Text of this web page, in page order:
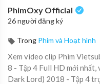
PhimOxy Official
26 người đăng ký
Trong Phim và Hoạt hình
Xem video clip Phim
8 - Tập 4 Full HD mới
Dark Lord) 2018 - Tập 4